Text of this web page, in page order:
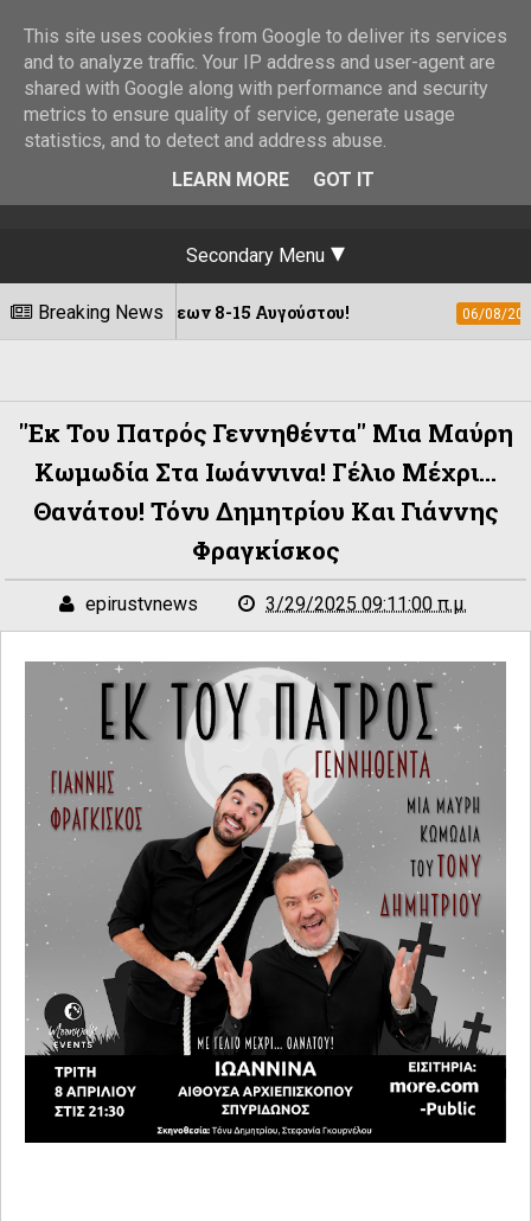
Secondary Menu
Breaking News
8-15 Αυγούστου! 06/08/2026 Η
"Εκ Του Πατρός Γεννηθέντα" Μια Μαύρη
Κωμωδία Στα Ιωάννινα! Γέλιο Μέχρι...
Θανάτου! Τόνυ Δημητρίου Και Γιάννης
Φραγκίσκος
epirustvnews 3/29/2025 09:11:00 π.μ.
This site uses cookies from Google to deliver its services
and to analyze traffic. Your IP address and user-agent are
shared with Google along with performance and security
metrics to ensure quality of service, generate usage
statistics, and to detect and address abuse.
LEARN MORE
GOT IT